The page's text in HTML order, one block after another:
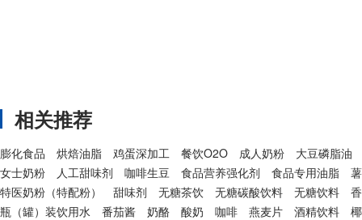
相关推荐
膨化食品 烘焙油脂 鸡蛋深加工 餐饮O2O 成人奶粉
大豆磷脂油
女士奶粉
人工甜味剂 咖啡生豆 食品营养强化剂 食品专用油脂
特医奶粉（特配粉）
甜味剂 无糖茶饮 无糖碳酸饮料 无糖饮料
瓶（罐）装饮用水
番茄酱 奶酪 酸奶 咖啡 燕麦片 酒精饮料